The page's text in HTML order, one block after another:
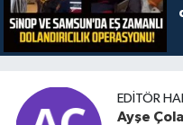
EDITÖR
Ayşe